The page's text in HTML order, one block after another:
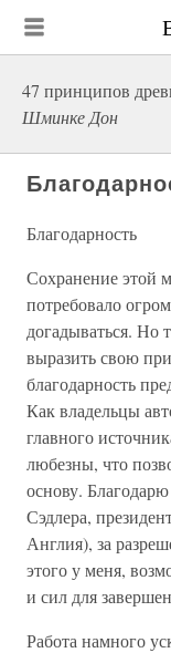
47 принципов
Шминке Дон
Благодарность
Сохранение этой
потребовало
догадываться. Но
выразить свою
благодарность
Как владельцы
главного
любезны, что
основу.
Сэдлера,
Англия), за
этого у меня,
и сил для
Работа намного